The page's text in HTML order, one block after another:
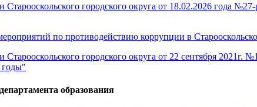
Старооскольского городского округа от 18.02.2026 года
по противодействию коррупции в
Старооскольского городского округа от 22 сентября
годы"
образования